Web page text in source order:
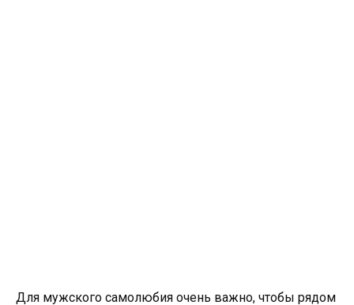
Для мужского самолюбия очень важно, чтобы рядом